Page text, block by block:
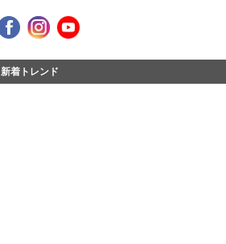
新着トレンド